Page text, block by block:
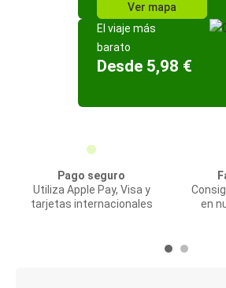
Ver mapa
El viaje más
barato
Desde 5,98 €
Pago seguro
Utiliza Apple Pay, Visa y
tarjetas internacionales
en